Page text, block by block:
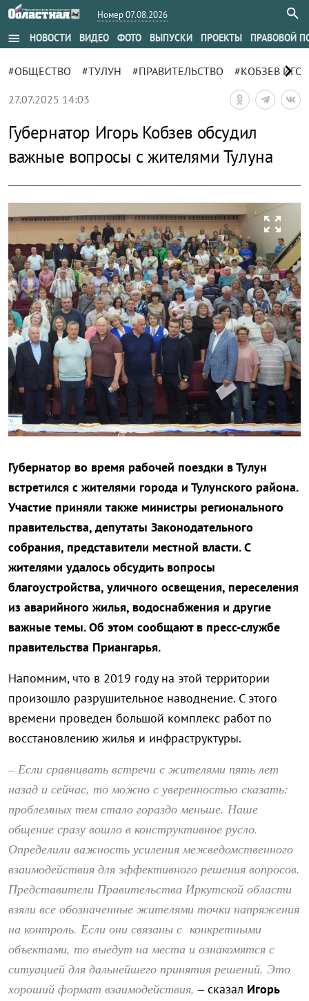
Номер 07.08.2026
menu НОВОСТИ ВИДЕО ФОТО ВЫПУСКИ ПРОЕКТЫ ПРАВОВОЙ
#ОБЩЕСТВО #ТУЛУН #ПРАВИТЕЛЬСТВО #КОБЗЕВchevron_right
27.07.2025 14:03
Губернатор Игорь Кобзев обсудил
важные вопросы с жителями Тулуна
zoom_out_map
Губернатор во время рабочей поездки в Тулун
встретился с жителями города и Тулунского района.
Участие приняли также министры регионального
правительства, депутаты Законодательного
собрания, представители местной власти. С
жителями удалось обсудить вопросы
благоустройства, уличного освещения, переселения
из аварийного жилья, водоснабжения и другие
важные темы. Об этом сообщают в пресс-службе
правительства Приангарья.
Напомним, что в 2019 году на этой территории
произошло разрушительное наводнение. С этого
времени проведен большой комплекс работ по
восстановлению жилья и инфраструктуры.
– Если сравнивать встречи с жителями пять лет
назад и сейчас, то можно с уверенностью сказать:
проблемных тем стало гораздо меньше. Наше
общение сразу вошло в конструктивное русло.
Определили важность усиления межведомственного
взаимодействия для эффективного решения вопросов.
Представители Правительства Иркутской области
взяли все обозначенные жителями точки напряжения
на контроль. Если они связаны с конкретными
объектами, то выедут на места и ознакомятся с
ситуацией для дальнейшего принятия решений. Это
хороший формат взаимодействия, – сказал Игорь